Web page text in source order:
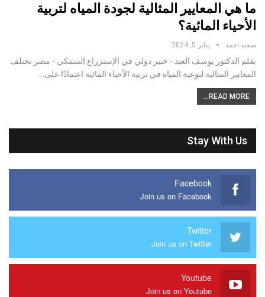
ما هي المعايير المثالية لجودة المياه لتربية
الأحياء المائية؟
سعيد احمد يناير 5, 2024
بقلم الدكتور يوسف العبد - خبير دولي في الإستزراع السمكي - مصر تختلف
المعايير المثالية لنوعية المياه في تربية الأحياء المائية اعتمادًا على…
READ MORE...
Stay With Us
Facebook
Join us on Facebook
Twitter
Join us on Twitter
Youtube
Join us on Youtube